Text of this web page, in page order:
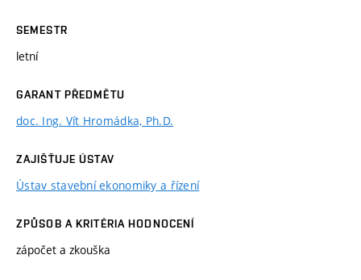
SEMESTR
letní
GARANT PŘEDMĚTU
doc. Ing. Vít Hromádka, Ph.D.
ZAJIŠŤUJE ÚSTAV
Ústav stavební ekonomiky a řízení
ZPŮSOB A KRITÉRIA HODNOCENÍ
zápočet a zkouška